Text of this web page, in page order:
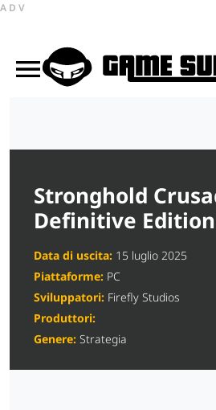
ADV
Stronghold
Definitive Edition
Data di uscita: 15 luglio 2025
Piattaforme: PC
Sviluppatori: Firefly Studios
Produttori:
Genere: Strategia